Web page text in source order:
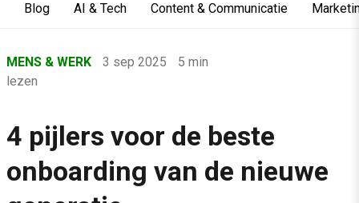
Blog AI & Tech Content & Communicatie
›
Mens & Werk
›
4 pijlers voor de beste onboarding van de nieuwe generatie
MENS & WERK 3 sep 2025
5 min
lezen
4 pijlers voor de beste
onboarding van de nieuwe